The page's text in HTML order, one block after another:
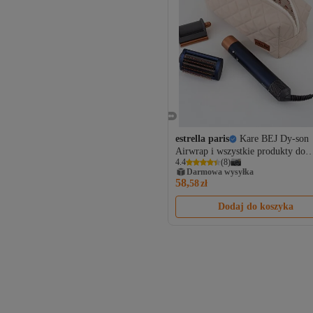
estrella paris
Kare BEJ Dy-son
Airwrap i wszystkie produkty do
stylizacji włosów XL Travel,
kosmetyczka
4.4 (8)
Darmowa wysyłka
58,58zł
Dodaj do koszyka